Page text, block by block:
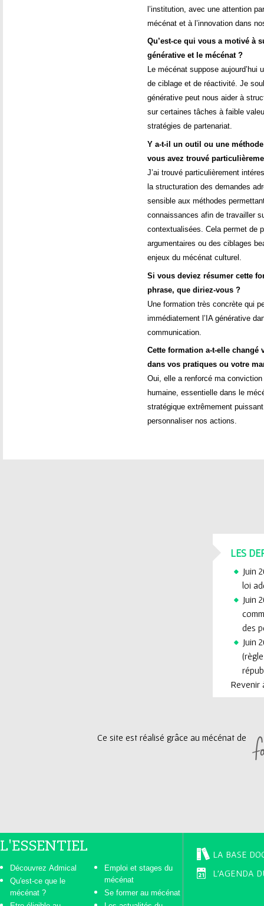
l’institution, avec une attention
mécénat et à l’innovation dans
Qu’est-ce qui vous a motivé à
générative et le mécénat ?
Le mécénat suppose
de ciblage et de réactivité. Je
générative peut nous aider à
sur certaines tâches à faible
stratégies de partenariat.
Y a-t-il un outil ou une
vous avez trouvé
J’ai trouvé particulièrement
la structuration des demandes
sensible aux méthodes
connaissances afin de travailler
contextualisées. Cela permet de
argumentaires ou des ciblages
enjeux du mécénat culturel.
Si vous deviez résumer cette
phrase, que diriez-vous ?
Une formation très concrète qui
immédiatement l’IA générative
communication.
Cette formation a-t-elle changé
dans vos pratiques ou votre
Oui, elle a renforcé ma
humaine, essentielle dans le
stratégique extrêmement
personnaliser nos actions.
LES
Juin
loi
Juin
des
Juin
Revenir
Ce site est réalisé grâce au mécénat de
L'ESSENTIEL
Découvrez Admical
Qu'est-ce que le
mécénat ?
Emploi et stages du
mécénat
Se former au mécénat
LA BASE
L'AGENDA